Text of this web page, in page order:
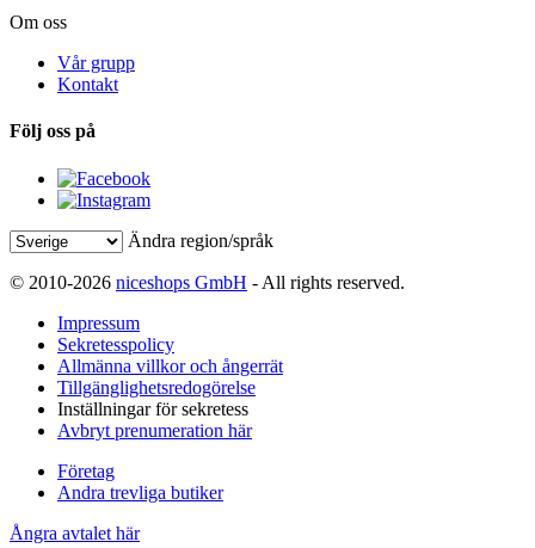
Om oss
Vår grupp
Kontakt
Följ oss på
Ändra region/språk
© 2010-2026 niceshops GmbH - All rights reserved.
Impressum
Sekretesspolicy
Allmänna villkor och ångerrät
Tillgänglighetsredogörelse
Inställningar för sekretess
Avbryt prenumeration här
Företag
Andra trevliga butiker
Ångra avtalet här